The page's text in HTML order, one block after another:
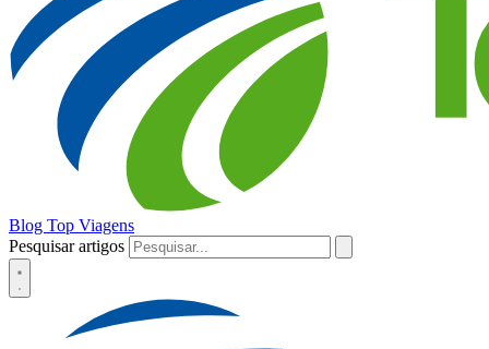
Blog Top Viagens
Pesquisar artigos